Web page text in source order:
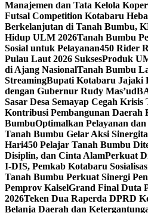
Manajemen dan Tata Kelola
Futsal Competition Kotabaru
Berkelanjutan di Tanah Bumbu,
Hidup ULM 2026Tanah Bumbu
Sosial untuk Pelayanan450 Rider
Pulau Laut 2026 SuksesProduk
di Ajang NasionalTanah Bumbu
StreamingBupati Kotabaru Jajaki
dengan Gubernur Rudy Mas’ud
Sasar Desa Semayap Cegah Krisis
Kontribusi Pembangunan Daerah
BumbuOptimalkan Pelayanan
Tanah Bumbu Gelar Aksi
Hari450 Pelajar Tanah Bumbu
Disiplin, dan Cinta AlamPerkuat
I-DIS, Pemkab Kotabaru
Tanah Bumbu Perkuat Sinergi
Pemprov KalselGrand Final Duta
2026Teken Dua Raperda DPRD
Belanja Daerah dan